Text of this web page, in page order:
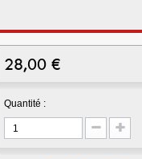
28,00 €
Quantité :